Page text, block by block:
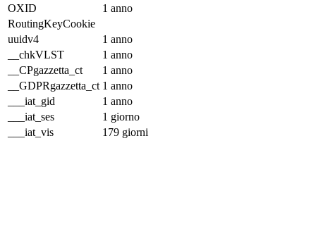
OXID
1 anno
RoutingKeyCookie
uuidv4
1 anno
__chkVLST
1 anno
__CPgazzetta_ct
1 anno
__GDPRgazzetta_ct 1 anno
___iat_gid
1 anno
___iat_ses
1 giorno
___iat_vis
179 giorni